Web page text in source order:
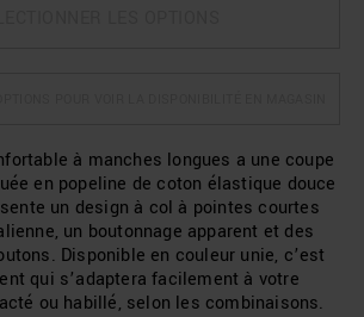
à manches longues a une coupe
en popeline de coton élastique douce
un design à col à pointes courtes
un boutonnage apparent et des
Disponible en couleur unie, c’est
qui s’adaptera facilement à votre
ou habillé, selon les combinaisons.